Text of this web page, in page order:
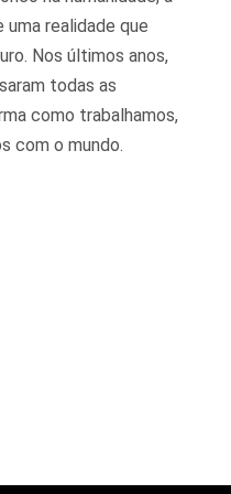
realidade que
Nos últimos anos,
todas as
como trabalhamos,
com o mundo.